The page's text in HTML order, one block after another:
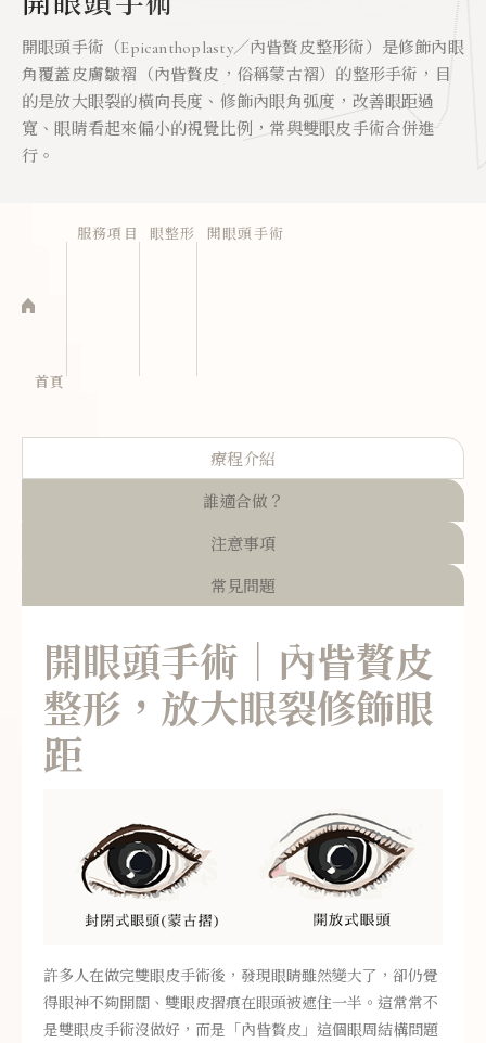
開眼頭手術（Epicanthoplasty／內眥贅皮整形術）是修飾內眼
角覆蓋皮膚皺褶（內眥贅皮，俗稱蒙古褶）的整形手術，目
的是放大眼裂的橫向長度、修飾內眼角弧度，改善眼距過
寬、眼睛看起來偏小的視覺比例，常與雙眼皮手術合併進
行。
首頁
服務項目 眼整形 開眼頭手術
療程介紹
誰適合做？
注意事項
常見問題
開眼頭手術｜內眥贅皮
整形，放大眼裂修飾眼
距
許多人在做完雙眼皮手術後，發現眼睛雖然變大了，卻仍覺
得眼神不夠開闊、雙眼皮摺痕在眼頭被遮住一半。這常常不
是雙眼皮手術沒做好，而是「內眥贅皮」這個眼周結構問題